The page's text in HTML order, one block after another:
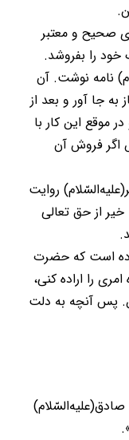
صحیح و معتبر
را بفروشد.
نامه نوشت. آن
جا آور و بعد از
موقع این کار با
اگر فروش آن
روایت
از حق تعالی
است که حضرت
را اراده کنی،
پس آنچه به دلت